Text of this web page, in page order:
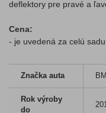
deflektory pre pravé a
Cena:
- je uvedená za celú sadu
Značka auta
Rok výroby
do